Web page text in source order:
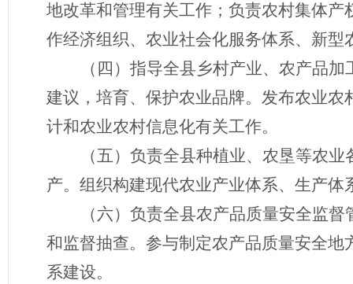
地改革和管理有关工作；负责农村集体
作经济组织、农业社会化服务体系、新型
（四） 指导全县乡村产业、农产品
建议，培育、保护农业品牌。发布农业
计和农业农村信息化有关工作。
（五） 负责全县种植业、农垦等农
产。组织构建现代农业产业体系、生产
（六） 负责全县农产品质量安全监
和监督抽查。参与制定农产品质量安全
系建设。